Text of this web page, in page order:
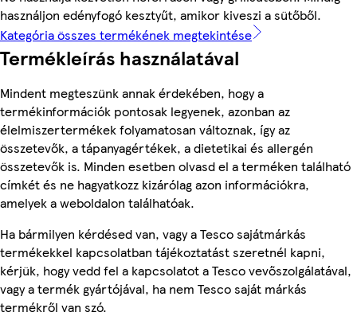
használjon edényfogó kesztyűt, amikor kiveszi a sütőből.
Kategória összes termékének megtekintése
Termékleírás használatával
Mindent megteszünk annak érdekében, hogy a
termékinformációk pontosak legyenek, azonban az
élelmiszertermékek folyamatosan változnak, így az
összetevők, a tápanyagértékek, a dietetikai és allergén
összetevők is. Minden esetben olvasd el a terméken található
címkét és ne hagyatkozz kizárólag azon információkra,
amelyek a weboldalon találhatóak.
Ha bármilyen kérdésed van, vagy a Tesco sajátmárkás
termékekkel kapcsolatban tájékoztatást szeretnél kapni,
kérjük, hogy vedd fel a kapcsolatot a Tesco vevőszolgálatával,
vagy a termék gyártójával, ha nem Tesco saját márkás
termékről van szó.